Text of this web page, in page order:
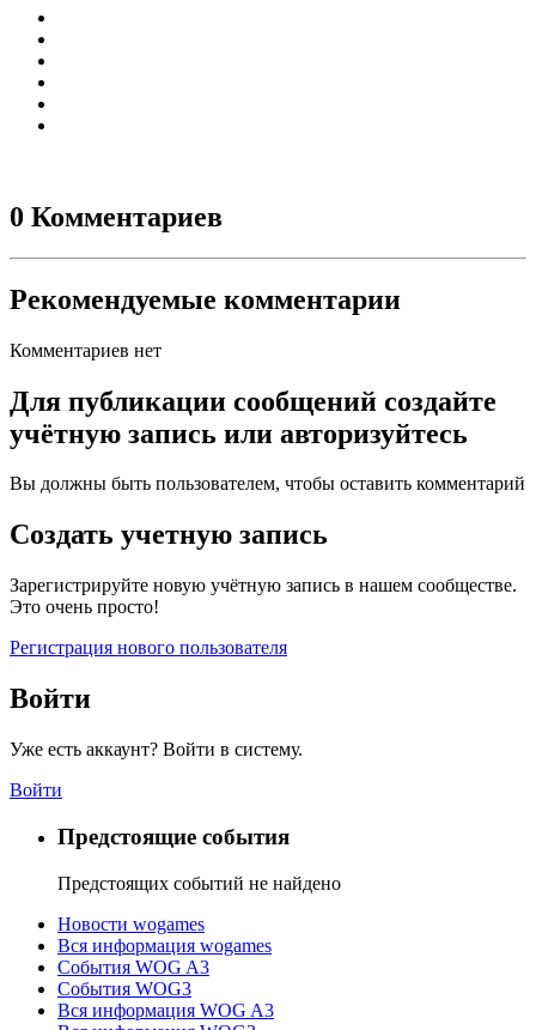
0 Комментариев
Рекомендуемые комментарии
Комментариев нет
Для публикации сообщений создайте
учётную запись или авторизуйтесь
Вы должны быть пользователем, чтобы оставить комментарий
Создать учетную запись
Зарегистрируйте новую учётную запись в нашем сообществе.
Это очень просто!
Регистрация нового пользователя
Войти
Уже есть аккаунт? Войти в систему.
Войти
Предстоящие события
Предстоящих событий не найдено
Новости wogames
Вся информация wogames
События WOG A3
События WOG3
Вся информация WOG A3